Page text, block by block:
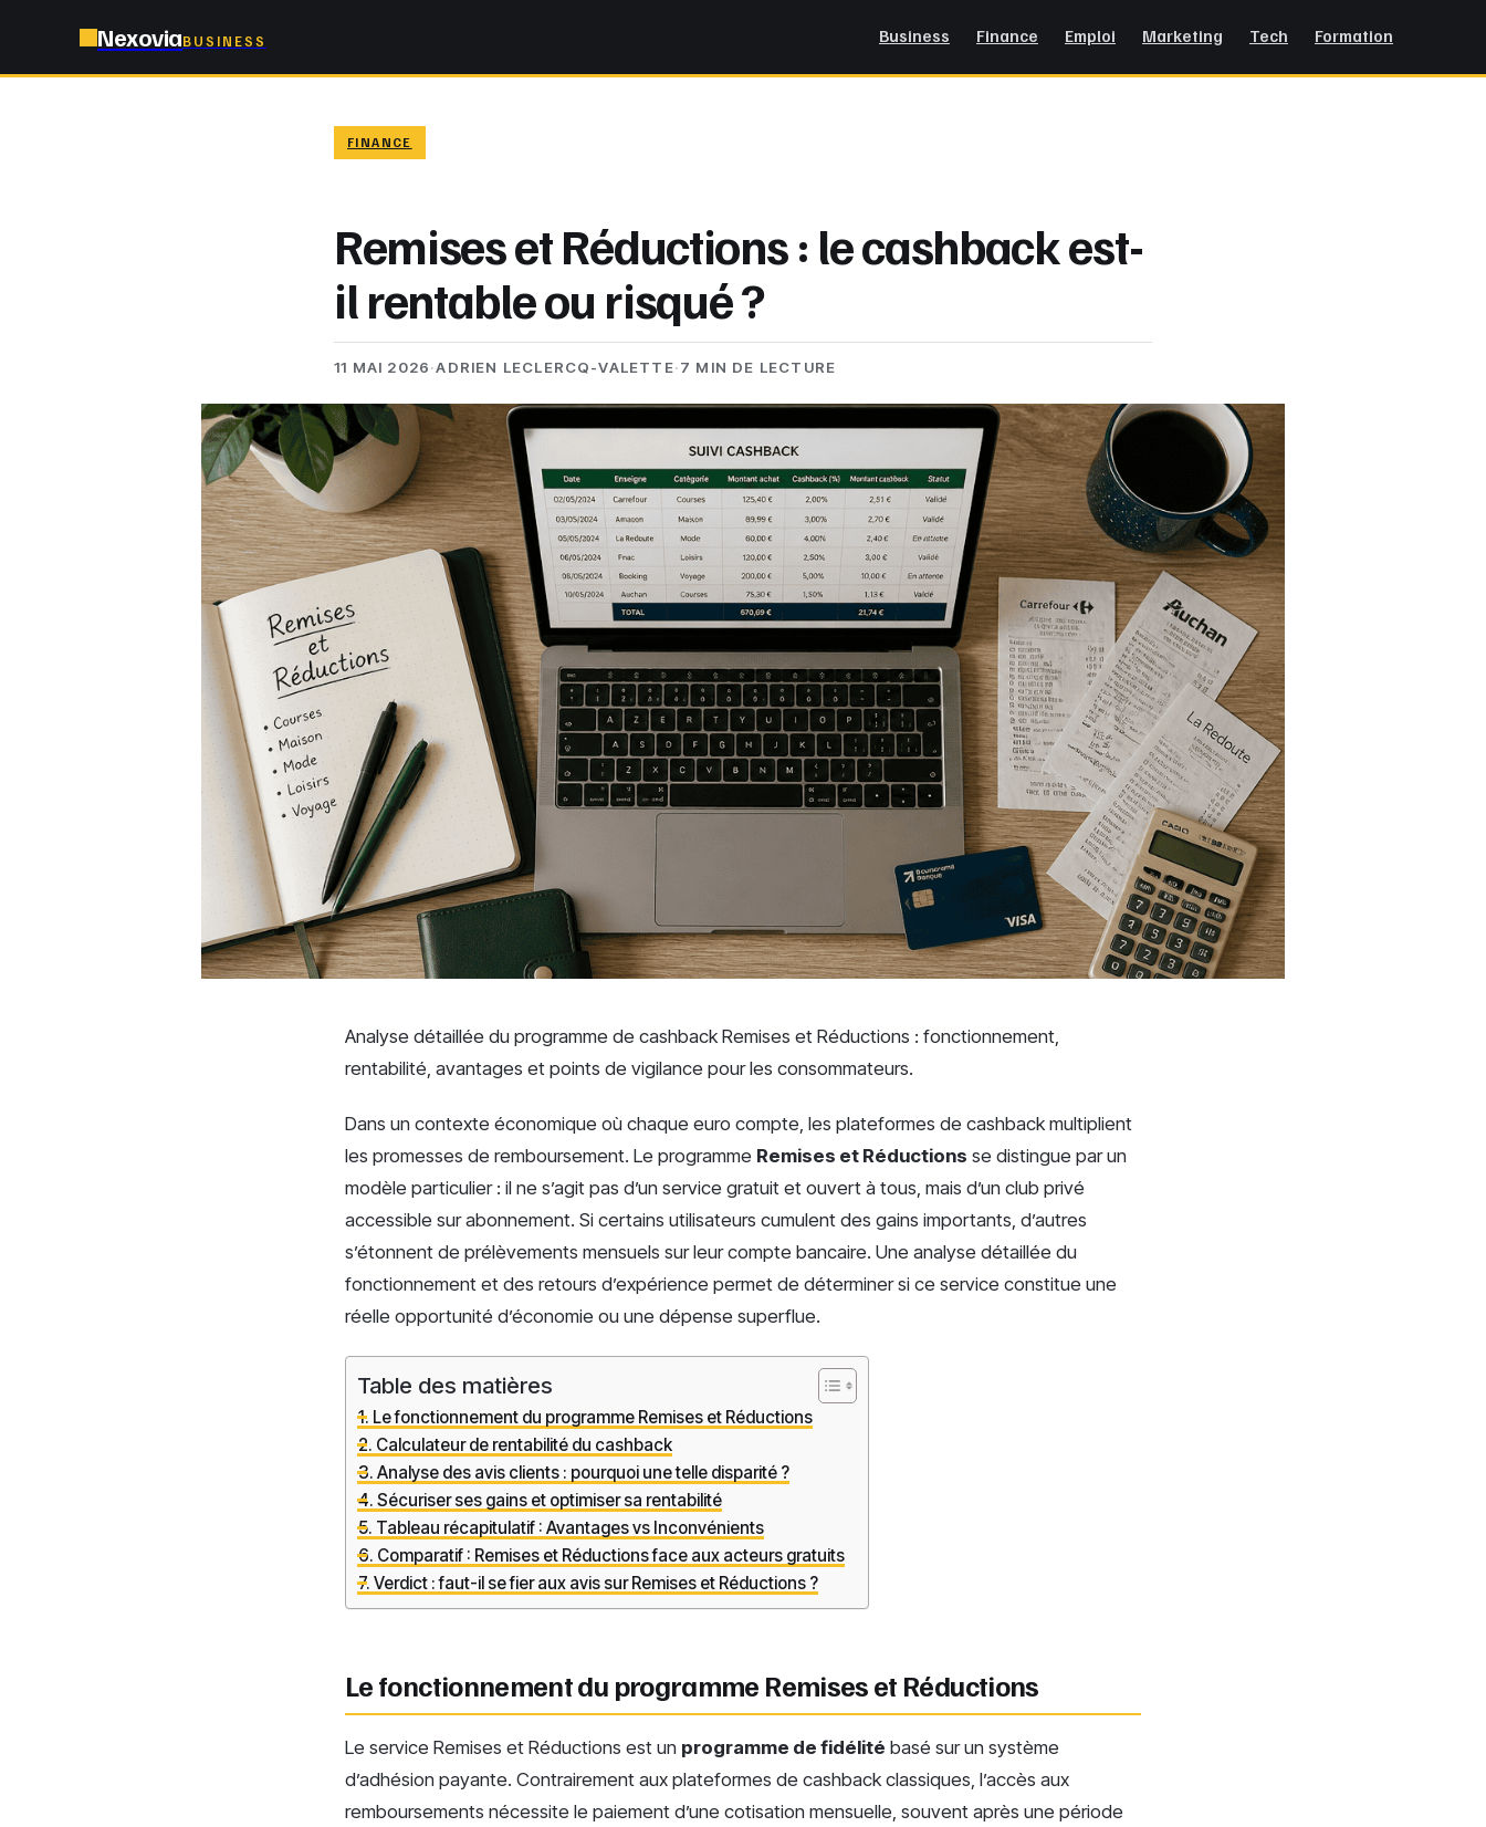
NexoviaBUSINESS Business Finance Emploi Marketing Tech Formation
FINANCE
Remises et Réductions : le cashback est-
il rentable ou risqué ?
11 MAI 2026·ADRIEN LECLERCQ-VALETTE·7 MIN DE LECTURE
Analyse détaillée du programme de cashback Remises et Réductions : fonctionnement,
rentabilité, avantages et points de vigilance pour les consommateurs.
Dans un contexte économique où chaque euro compte, les plateformes de cashback multiplient
les promesses de remboursement. Le programme Remises et Réductions se distingue par un
modèle particulier : il ne s’agit pas d’un service gratuit et ouvert à tous, mais d’un club privé
accessible sur abonnement. Si certains utilisateurs cumulent des gains importants, d’autres
s’étonnent de prélèvements mensuels sur leur compte bancaire. Une analyse détaillée du
fonctionnement et des retours d’expérience permet de déterminer si ce service constitue une
réelle opportunité d’économie ou une dépense superflue.
Table des matières
Le fonctionnement du programme Remises et Réductions
Calculateur de rentabilité du cashback
Analyse des avis clients : pourquoi une telle disparité ?
Sécuriser ses gains et optimiser sa rentabilité
Tableau récapitulatif : Avantages vs Inconvénients
Comparatif : Remises et Réductions face aux acteurs gratuits
Verdict : faut-il se fier aux avis sur Remises et Réductions ?
Le fonctionnement du programme Remises et Réductions
Le service Remises et Réductions est un programme de fidélité basé sur un système
d’adhésion payante. Contrairement aux plateformes de cashback classiques, l’accès aux
remboursements nécessite le paiement d’une cotisation mensuelle, souvent après une période